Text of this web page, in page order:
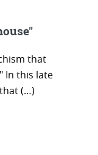
that
In this late
(…)